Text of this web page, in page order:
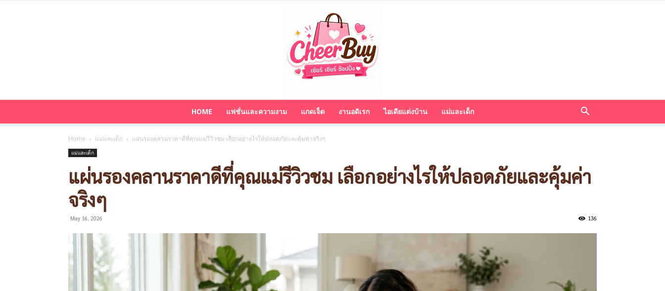
HOME แฟชั่นและความงาม แกดเจ็ต งานอดิเรก ไอเดียแต่งบ้าน แม่และเด็ก
Home แม่และเด็ก แผ่นรองคลานราคาดีที่คุณแม่รีวิวชม เลือกอย่างไรให้ปลอดภัยและคุ้มค่าจริงๆ
แม่และเด็ก
แผ่นรองคลานราคาดีที่คุณแม่รีวิวชม เลือกอย่างไรให้ปลอดภัยและคุ้มค่า
จริงๆ
May 16, 2026 136